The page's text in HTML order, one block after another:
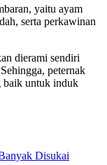
yaitu ayam
serta perkawinan
dierami sendiri
peternak
baik untuk induk
Disukai